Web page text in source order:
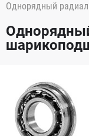
Однорядный